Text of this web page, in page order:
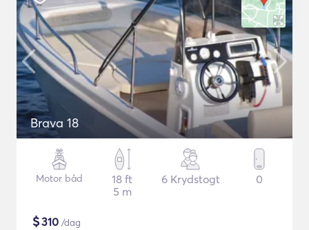
Brava 18
Motor båd
18 ft
5 m
6 Krydstogt 0
$310 /dag